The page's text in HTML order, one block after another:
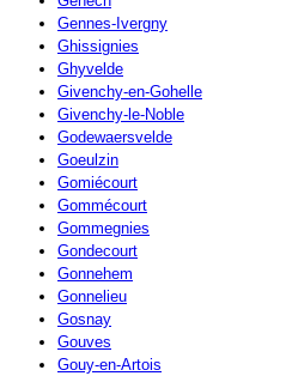
Gennes-Ivergny
Ghissignies
Ghyvelde
Givenchy-en-Gohelle
Givenchy-le-Noble
Godewaersvelde
Goeulzin
Gomiécourt
Gommécourt
Gommegnies
Gondecourt
Gonnehem
Gonnelieu
Gosnay
Gouves
Gouy-en-Artois